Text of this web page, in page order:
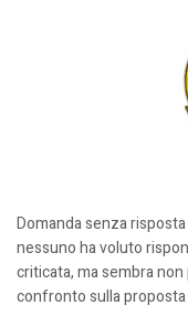
Domanda senza
nessuno ha voluto
criticata, ma sembra
confronto sulla proposta